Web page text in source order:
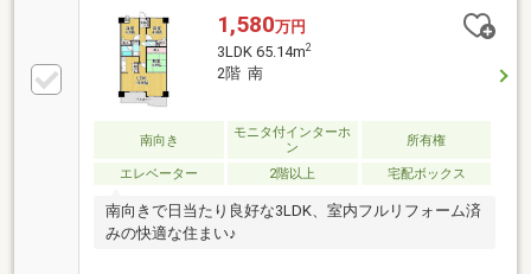
1,580万円
3LDK 65.14m2
2階 南
南向き
モニタ付インターホ
ン
所有権
エレベーター 2階以上 宅配ボックス
南向きで日当たり良好な3LDK、室内フルリフォーム済
みの快適な住まい♪